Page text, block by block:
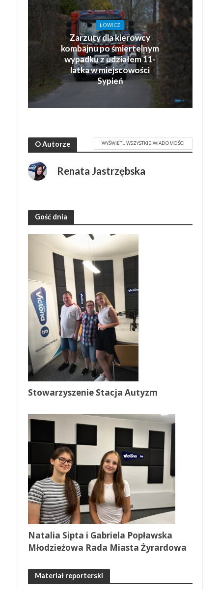
ŁOWICZ
Zarzuty dla kierowcy
kombajnu po śmiertelnym
wypadku z udziałem 11-
latka w miejscowości
Sypień
O Autorze WYŚWIETL WSZYSTKIE WIADOMOŚCI
Renata Jastrzębska
Gość dnia
Stowarzyszenie Stacja Autyzm
Natalia Sipta i Gabriela Popławska
Młodzieżowa Rada Miasta Żyrardowa
Materiał reporterski